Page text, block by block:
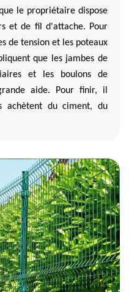
le propriétaire dispose
et de fil d'attache. Pour
de tension et les poteaux
que les jambes de
et les boulons de
aide. Pour finir, il
achètent du ciment, du